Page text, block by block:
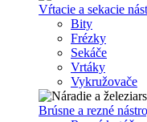
Vŕtacie a sekacie
Bity
Frézky
Sekáče
Vrtáky
Vykružovače
Brúsne a rezné